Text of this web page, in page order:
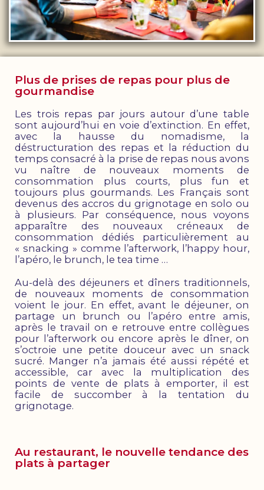
Plus de prises de repas pour plus de
gourmandise
Les trois repas par jours autour d’une table
sont aujourd’hui en voie d’extinction. En effet,
avec la hausse du nomadisme, la
déstructuration des repas et la réduction du
temps consacré à la prise de repas nous avons
vu naître de nouveaux moments de
consommation plus courts, plus fun et
toujours plus gourmands. Les Français sont
devenus des accros du grignotage en solo ou
à plusieurs. Par conséquence, nous voyons
apparaître des nouveaux créneaux de
consommation dédiés particulièrement au
« snacking » comme l’afterwork, l’happy hour,
l’apéro, le brunch, le tea time …
Au-delà des déjeuners et dîners traditionnels,
de nouveaux moments de consommation
voient le jour. En effet, avant le déjeuner, on
partage un brunch ou l’apéro entre amis,
après le travail on e retrouve entre collègues
pour l’afterwork ou encore après le dîner, on
s’octroie une petite douceur avec un snack
sucré. Manger n’a jamais été aussi répété et
accessible, car avec la multiplication des
points de vente de plats à emporter, il est
facile de succomber à la tentation du
grignotage.
Au restaurant, le nouvelle tendance des
plats à partager